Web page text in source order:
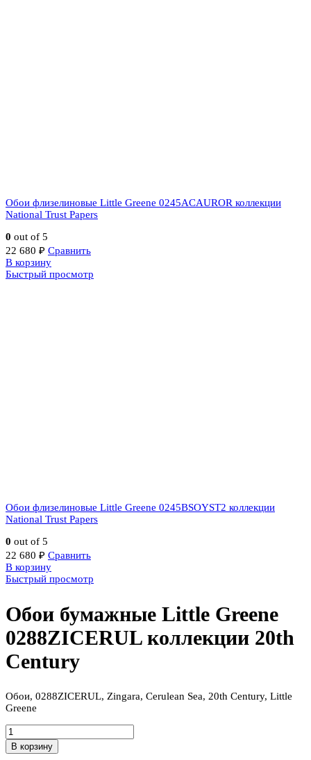
Обои флизелиновые Little Greene 0245ACAUROR коллекции
National Trust Papers
0 out of 5
22 680 ₽ Сравнить
В корзину
Быстрый просмотр
Обои флизелиновые Little Greene 0245BSOYST2 коллекции
National Trust Papers
0 out of 5
22 680 ₽ Сравнить
В корзину
Быстрый просмотр
Обои бумажные Little Greene
0288ZICERUL коллекции 20th
Century
Обои, 0288ZICERUL, Zingara, Cerulean Sea, 20th Century, Little
Greene
Количество
Обои
бумажные
В корзину